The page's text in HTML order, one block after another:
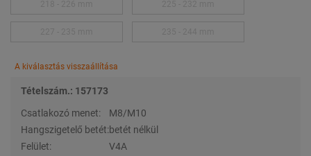
A kiválasztás visszaállítása
Tételszám.: 157173
Csatlakozó menet:
M8/M10
Hangszigetelő betét:betét nélkül
Felület:
V4A